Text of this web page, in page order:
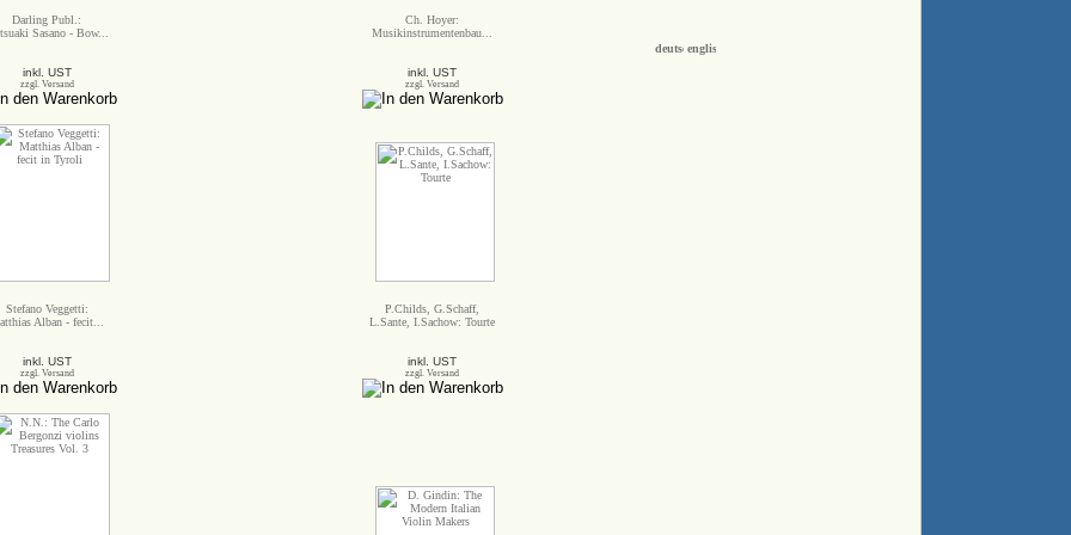
Darling Publ.:
Sasano - Bow...
inkl. UST
zzgl. Versand
Ch. Hoyer:
Musikinstrumentenbau...
inkl. UST
zzgl. Versand
Stefano Veggetti:
Alban - fecit...
inkl. UST
zzgl. Versand
P.Childs, G.Schaff,
L.Sante, I.Sachow: Tourte
inkl. UST
zzgl. Versand